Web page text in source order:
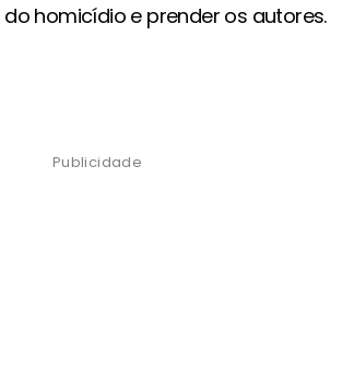
homicídio e prender os autores.
Publicidade